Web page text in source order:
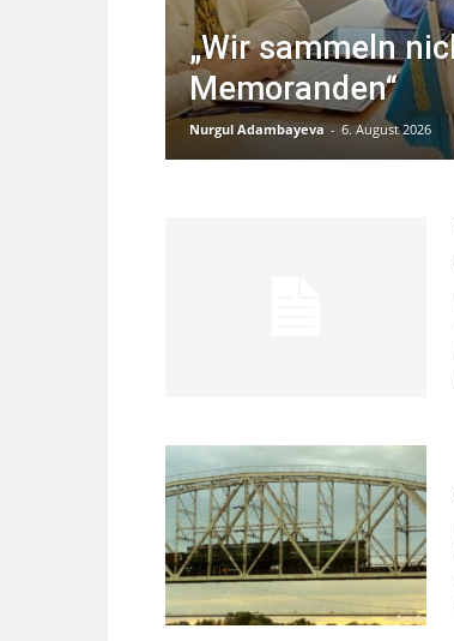
„Wir sammeln
Memoranden“
Nurgul Adambayeva - 6. August 2026